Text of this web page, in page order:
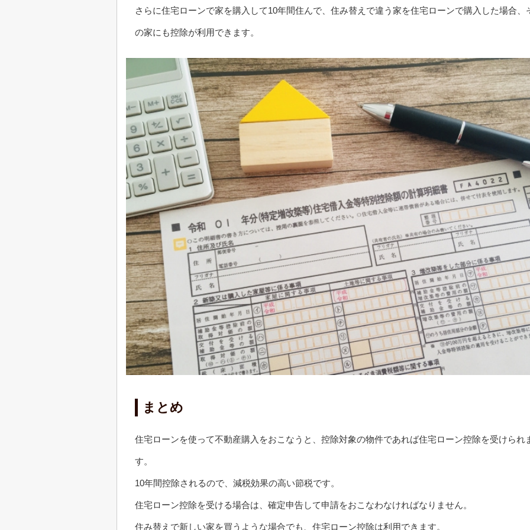
さらに住宅ローンで家を購入して10年間住んで、住み替えで違う家を住宅ローンで購入した場合、
の家にも控除が利用できます。
まとめ
住宅ローンを使って不動産購入をおこなうと、控除対象の物件であれば住宅ローン控除を受けられ
す。
10年間控除されるので、減税効果の高い節税です。
住宅ローン控除を受ける場合は、確定申告して申請をおこなわなければなりません。
住み替えで新しい家を買うような場合でも、住宅ローン控除は利用できます。